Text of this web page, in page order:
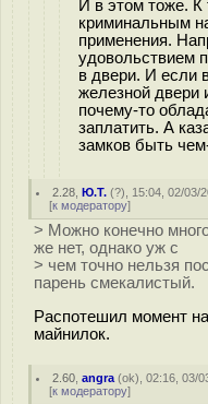
И в этом тоже.
криминальным
применения.
удовольствием
в двери. И если
железной двери
почему-то
заплатить. А
замков быть
2.28 ,Ю.Т. (?), 15:04, 02/03/
[к модератору]
> Можно конечно
же нет, однако уж с
> чем точно нельзя
парень смекалистый.
Распотешил момент
майнилок.
2.60 ,angra (ok), 02:16, 03/
[к модератору]